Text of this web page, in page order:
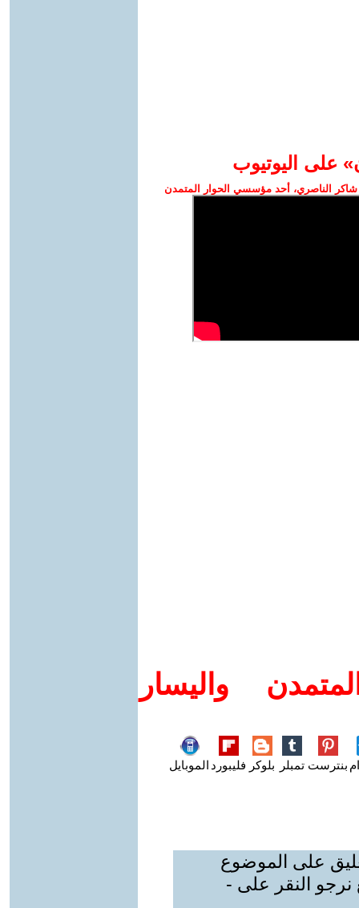
على اليوتيوب
الناصري، أحد مؤسسي الحوار المتمدن
واليسار
بنترست تمبلر بلوكر فليبورد الموبايل
على الموضوع
نرجو النقر على -